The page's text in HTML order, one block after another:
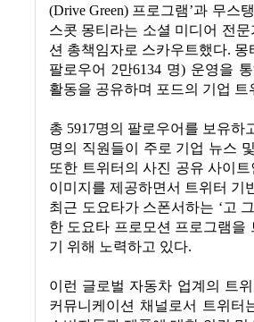
(Drive Green) 프로그램’과 무스
스콧 몽티라는 소셜 미디어 전
션 총책임자로 스카우트했다. 몽
팔로우어 2만6134 명) 운영을
활동을 공유하며 포드의 기업
총 5917명의 팔로우어를 보유하
명의 직원들이 주로 기업 뉴스
또한 트위터의 사진 공유 사이트
이미지를 제공하면서 트위터 기
최근 도요타가 스폰서하는 ‘고
한 도요타 프로모션 프로그램
기 위해 노력하고 있다.
이런 글로벌 자동차 업계의 트
커뮤니케이션 채널로서 트위터